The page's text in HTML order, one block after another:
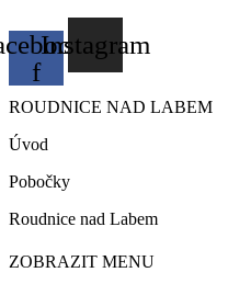
f
Instagram
ROUDNICE NAD LABEM
Úvod
Pobočky
Roudnice nad Labem
ZOBRAZIT MENU